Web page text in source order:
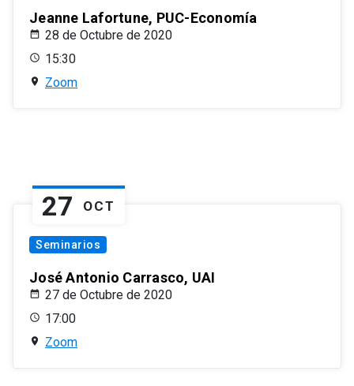
Jeanne Lafortune, PUC-Economía
28 de Octubre de 2020
15:30
Zoom
27 OCT
Seminarios
José Antonio Carrasco, UAI
27 de Octubre de 2020
17:00
Zoom